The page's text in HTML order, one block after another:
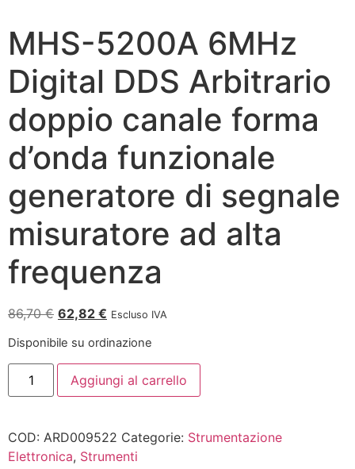
MHS-5200A 6MHz
Digital DDS Arbitrario
doppio canale forma
d’onda funzionale
generatore di segnale
misuratore ad alta
frequenza
86,70€ 62,82 € Escluso IVA
Disponibile su ordinazione
Aggiungi al carrello
COD: ARD009522 Categorie: Strumentazione
Elettronica, Strumenti